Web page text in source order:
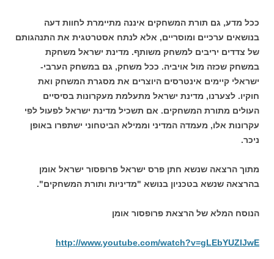
ככל מדע, גם תורת המשחקים איננה מתיימרת לחוות דעה
בנושאים ערכיים ומוסריים, אלא לנתח אסטרטגית את התנהגותם
של צדדים יריבים למשחק משותף. מדינת ישראל משחקת
במשחק שכזה מול אויביה. ככל משחק, גם במשחק הערבי-
ישראלי קיימים אינטרסים היוצרים את מסגרת המשחק ואת
חוקיו. לצערנו, מדינת ישראל מתעלמת מעקרונות בסיסיים
העולים מתורת המשחקים. אם תשכיל מדינת ישראל לפעול לפי
עקרונות אלו, מעמדה המדיני וממילא הביטחוני ישתפרו באופן
ניכר.
מתוך הרצאה שנשא חתן פרס ישראל פרופסור ישראל אומן
בהרצאה שנשא בטכניון בנושא "מדיניות ותורת המשחקים".
הנוסח המלא של הרצאת פרופסור אומן
http://www.youtube.com/watch?v=gLEbYUZIJwE